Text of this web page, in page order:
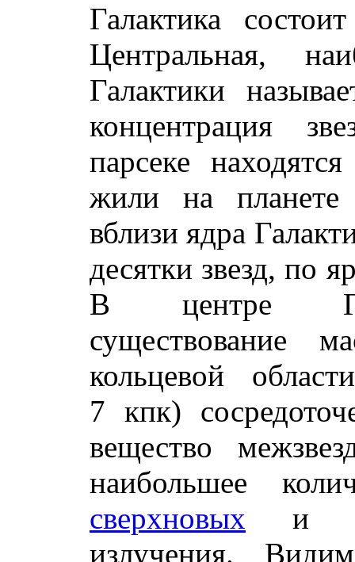
Галактика
Центральная,
Галактики
концентрация
парсеке
жили на планете
вблизи ядра
десятки звезд, по
В центре
существование
кольцевой
7 кпк)
вещество
наибольшее
сверхновых и
излучения.